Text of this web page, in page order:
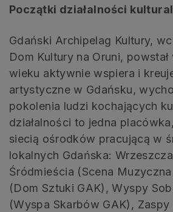
Początki działalności
Gdański Archipelag Kultury,
Dom Kultury na Oruni, powstał
wieku aktywnie wspiera i
artystyczne w Gdańsku,
pokolenia ludzi kochających
działalności to jedna
siecią ośrodków pracującą w
lokalnych Gdańska:
Śródmieścia (Scena
(Dom Sztuki GAK), Wyspy
(Wyspa Skarbów GAK), Zaspy